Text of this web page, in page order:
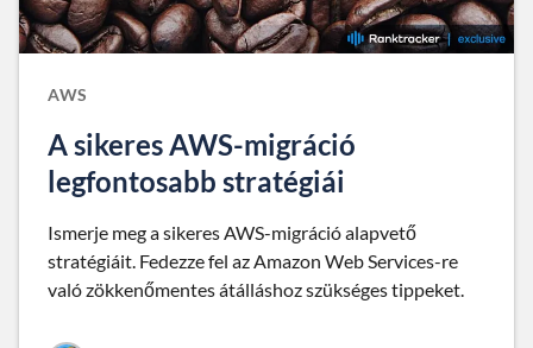
AWS
A sikeres AWS-migráció
legfontosabb stratégiái
Ismerje meg a sikeres AWS-migráció alapvető
stratégiáit. Fedezze fel az Amazon Web Services-re
való zökkenőmentes átálláshoz szükséges tippeket.